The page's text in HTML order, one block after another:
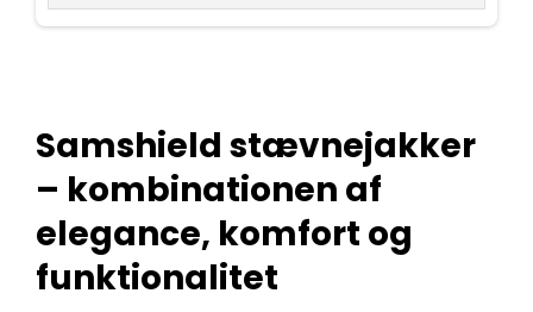
Samshield stævnejakker
– kombinationen af
elegance, komfort og
funktionalitet